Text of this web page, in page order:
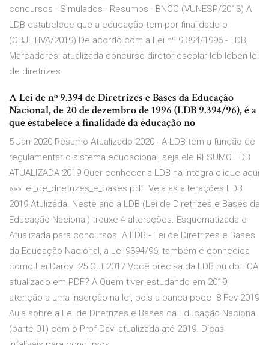
concursos · Simulados · Resumos · BNCC (VUNESP/2013) A
LDB estabelece que a educação tem por finalidade o
(OBJETIVA/2019) De acordo com a Lei nº 9.394/1996 - LDB,
Marcadores: atualizada concurso diretor escolar ldb ldben lei
de diretrizes
A Lei de nº 9.394 de Diretrizes e Bases da Educação
Nacional, de 20 de dezembro de 1996 (LDB 9.394/96), é a
que estabelece a finalidade da educação no
5 Jan 2020 Resumo Atualizado 2020 - A LDB tem a função de
regulamentar o sistema educacional, seja ele RESUMO LDB
ATUALIZADA 2019 Quer conhecer a LDB na íntegra clique aqui
»»» lei_de_diretrizes_e_bases.pdf Veja as alterações LDB
2019 Atulizada. Neste ano a LDB (Lei de Diretrizes e Bases da
Educação Nacional) trouxe 4 alterações. Esquematizada e
Atualizada para concursos. A LDB - Lei de Diretrizes e Bases
da Educação Nacional, a Lei 9394/96, também é conhecida
como Lei Darcy 25 Out 2017 Você precisa da LDB ou do ECA
atualizado em PDF? A Quem tiver estudando em 2019,
atenção a uma inserção na lei, pois a banca pode 8 Fev 2019
Aula sobre a Lei de Diretrizes e Bases da Educação Nacional
(parte 01) com o Prof Davi atualizada até 2019. Dicas